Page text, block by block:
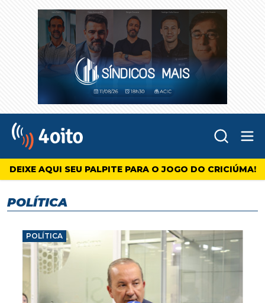
4oito
DEIXE AQUI SEU PALPITE PARA O JOGO DO CRICIÚMA!
POLÍTICA
POLÍTICA